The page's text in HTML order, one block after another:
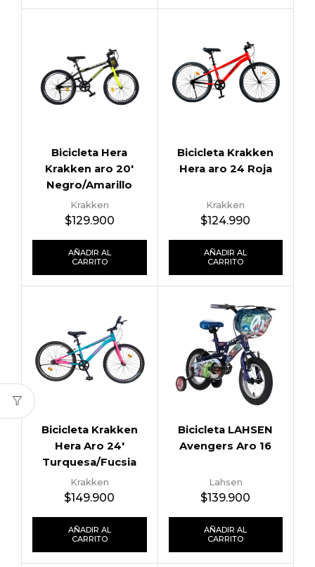
Bicicleta Hera
Krakken aro 20′
Negro/Amarillo
Krakken
$129.900
AÑADIR AL
CARRITO
Bicicleta Krakken
Hera aro 24 Roja
Krakken
$124.990
AÑADIR AL
CARRITO
Bicicleta Krakken
Hera Aro 24′
Turquesa/Fucsia
Krakken
$149.900
AÑADIR AL
CARRITO
Bicicleta LAHSEN
Avengers Aro 16
Lahsen
$139.900
AÑADIR AL
CARRITO